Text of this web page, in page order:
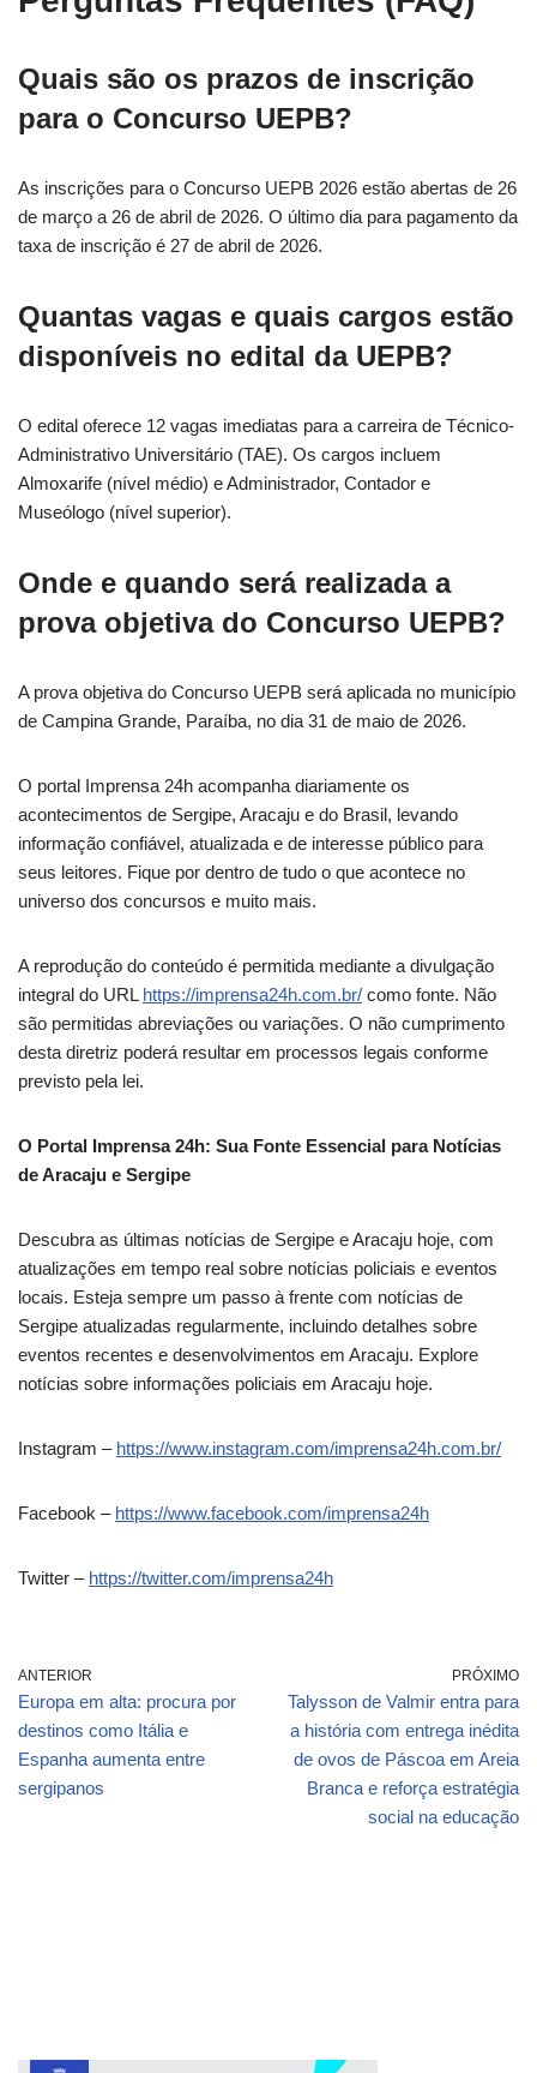
Quais são os prazos de inscrição
para o Concurso UEPB?
As inscrições para o Concurso UEPB 2026 estão abertas de 26
de março a 26 de abril de 2026. O último dia para pagamento da
taxa de inscrição é 27 de abril de 2026.
Quantas vagas e quais cargos estão
disponíveis no edital da UEPB?
O edital oferece 12 vagas imediatas para a carreira de Técnico-
Administrativo Universitário (TAE). Os cargos incluem
Almoxarife (nível médio) e Administrador, Contador e
Museólogo (nível superior).
Onde e quando será realizada a
prova objetiva do Concurso UEPB?
A prova objetiva do Concurso UEPB será aplicada no município
de Campina Grande, Paraíba, no dia 31 de maio de 2026.
O portal Imprensa 24h acompanha diariamente os
acontecimentos de Sergipe, Aracaju e do Brasil, levando
informação confiável, atualizada e de interesse público para
seus leitores. Fique por dentro de tudo o que acontece no
universo dos concursos e muito mais.
A reprodução do conteúdo é permitida mediante a divulgação
integral do URL https://imprensa24h.com.br/ como fonte. Não
são permitidas abreviações ou variações. O não cumprimento
desta diretriz poderá resultar em processos legais conforme
previsto pela lei.
O Portal Imprensa 24h: Sua Fonte Essencial para Notícias
de Aracaju e Sergipe
Descubra as últimas notícias de Sergipe e Aracaju hoje, com
atualizações em tempo real sobre notícias policiais e eventos
locais. Esteja sempre um passo à frente com notícias de
Sergipe atualizadas regularmente, incluindo detalhes sobre
eventos recentes e desenvolvimentos em Aracaju. Explore
notícias sobre informações policiais em Aracaju hoje.
Instagram – https://www.instagram.com/imprensa24h.com.br/
Facebook – https://www.facebook.com/imprensa24h
Twitter – https://twitter.com/imprensa24h
ANTERIOR
Europa em alta: procura por
destinos como Itália e
Espanha aumenta entre
sergipanos
PRÓXIMO
Talysson de Valmir entra para
a história com entrega inédita
de ovos de Páscoa em Areia
Branca e reforça estratégia
social na educação